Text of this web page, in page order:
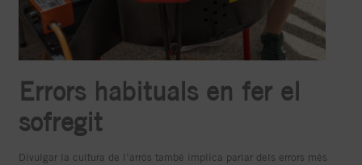
Errors habituals en fer el
sofregit
Divulgar la cultura de l’arròs també implica parlar dels errors més